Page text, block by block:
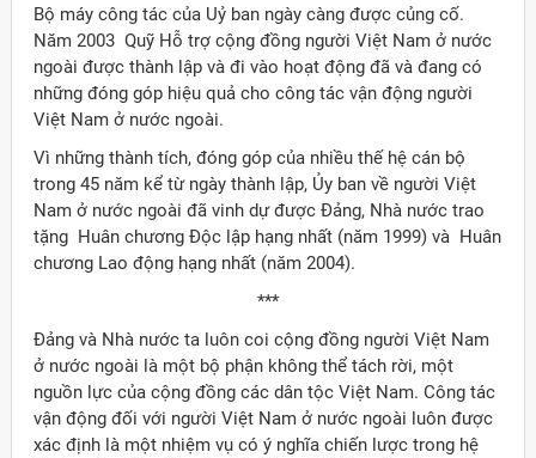
Bộ máy công tác của Uỷ ban ngày càng được củng cố.
Năm 2003 Quỹ Hỗ trợ cộng đồng người Việt Nam ở nước
ngoài được thành lập và đi vào hoạt động đã và đang có
những đóng góp hiệu quả cho công tác vận động người
Việt Nam ở nước ngoài.
Vì những thành tích, đóng góp của nhiều thế hệ cán bộ
trong 45 năm kể từ ngày thành lập, Ủy ban về người Việt
Nam ở nước ngoài đã vinh dự được Đảng, Nhà nước trao
tặng Huân chương Độc lập hạng nhất (năm 1999) và Huân
chương Lao động hạng nhất (năm 2004).
***
Đảng và Nhà nước ta luôn coi cộng đồng người Việt Nam
ở nước ngoài là một bộ phận không thể tách rời, một
nguồn lực của cộng đồng các dân tộc Việt Nam. Công tác
vận động đối với người Việt Nam ở nước ngoài luôn được
xác định là một nhiệm vụ có ý nghĩa chiến lược trong hệ